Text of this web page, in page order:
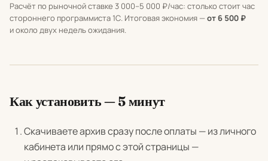
Расчёт по рыночной ставке 3 000–5 000 ₽/час: столько стоит час
стороннего программиста 1С. Итоговая экономия —от 6 500 ₽
и около двух недель ожидания.
Как установить — 5 минут
Скачиваете архив сразу после оплаты — из личного
кабинета или прямо с этой страницы —